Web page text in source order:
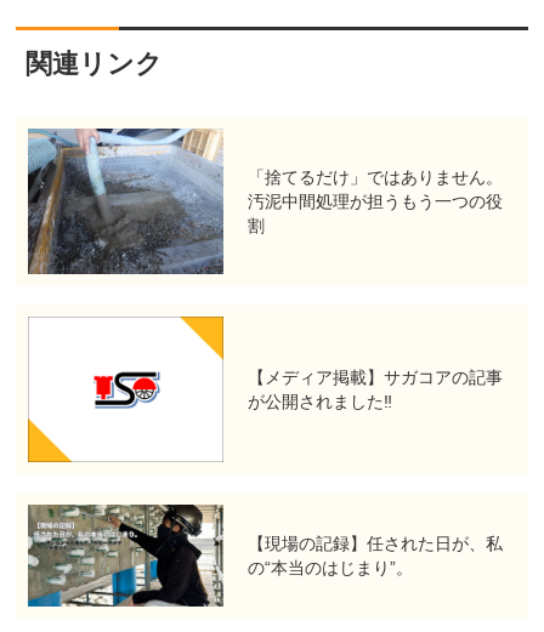
関連リンク
「捨てるだけ」ではありません。
汚泥中間処理が担うもう一つの役
割
【メディア掲載】サガコアの記事
が公開されました‼
【現場の記録】任された日が、私
の“本当のはじまり”。